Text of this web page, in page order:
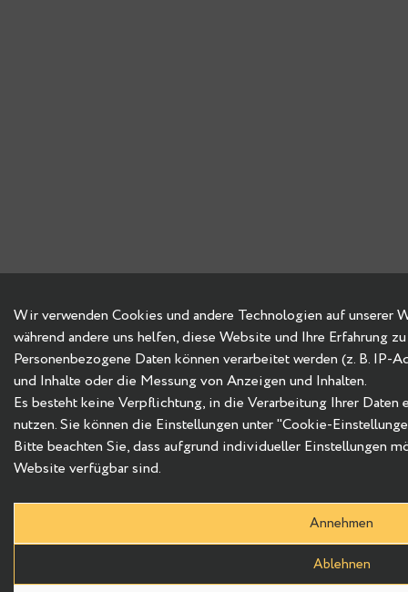
Wir verwenden Cookies und andere Technologien auf unserer
während andere uns helfen, diese Website und Ihre Erfahrung
Personenbezogene Daten können verarbeitet werden (z. B. IP-
und Inhalte oder die Messung von Anzeigen und Inhalten.
Es besteht keine Verpflichtung, in die Verarbeitung Ihrer
nutzen. Sie können die Einstellungen unter "Cookie-
Bitte beachten Sie, dass aufgrund individueller Einstellungen
Website verfügbar sind.
Annehmen
Ablehnen